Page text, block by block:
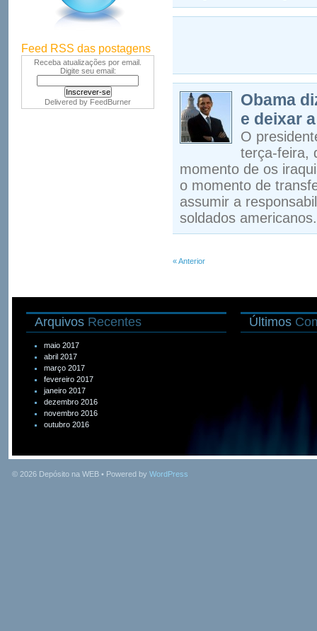
Feed RSS das postagens
Receba atualizações por email.
Digite seu email:
Delivered by FeedBurner
Obama
e deixar
O
terça-feira,
momento de os
o momento de
assumir a
soldados americanos.
« Anterior
Arquivos Recentes
maio 2017
abril 2017
março 2017
fevereiro 2017
janeiro 2017
dezembro 2016
novembro 2016
outubro 2016
Últimos
© 2026 Depósito na WEB • Powered by WordPress